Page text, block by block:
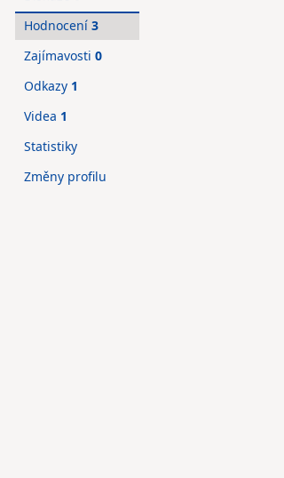
Hodnocení 3
Zajímavosti 0
Odkazy 1
Videa 1
Statistiky
Změny profilu